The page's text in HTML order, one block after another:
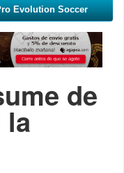
Evolution Soccer
de
la